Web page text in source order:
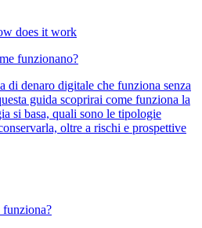
funzionano?
di denaro digitale che funziona senza
guida scoprirai come funziona la
si basa, quali sono le tipologie
oltre a rischi e prospettive
funziona?